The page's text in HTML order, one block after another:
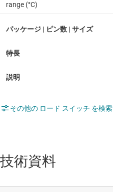
range (°C)
その他の ロード スイッチ を検索
技術資料